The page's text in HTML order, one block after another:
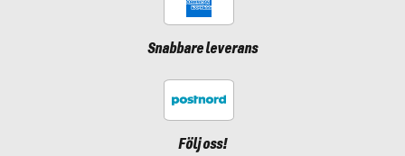
Snabbare leverans
Följ oss!